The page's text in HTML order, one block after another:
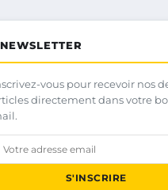
NEWSLETTER
vous pour recevoir nos
directement dans votre
S'INSCRIRE